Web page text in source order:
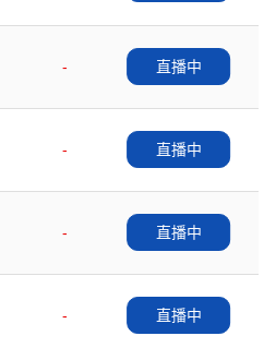
-
直播中
-
直播中
-
直播中
-
直播中